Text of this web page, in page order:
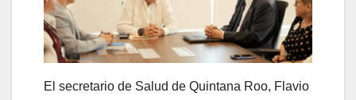
El secretario de Salud de Quintana Roo, Flavio